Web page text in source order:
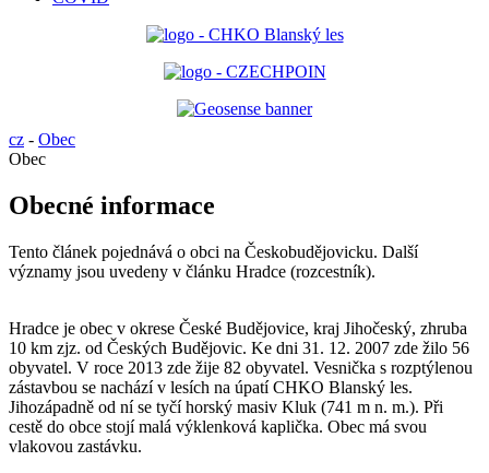
cz - Obec
Obec
Obecné informace
Tento článek pojednává o obci na Českobudějovicku. Další
významy jsou uvedeny v článku Hradce (rozcestník).
Hradce je obec v okrese České Budějovice, kraj Jihočeský, zhruba
10 km zjz. od Českých Budějovic. Ke dni 31. 12. 2007 zde žilo 56
obyvatel. V roce 2013 zde žije 82 obyvatel. Vesnička s rozptýlenou
zástavbou se nachází v lesích na úpatí CHKO Blanský les.
Jihozápadně od ní se tyčí horský masiv Kluk (741 m n. m.). Při
cestě do obce stojí malá výklenková kaplička. Obec má svou
vlakovou zastávku.